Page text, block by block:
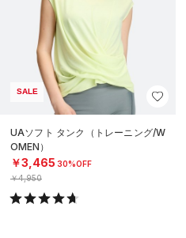
SALE
UAソフト タンク（トレーニング/W
OMEN）
￥3,465 30%OFF
￥4,950